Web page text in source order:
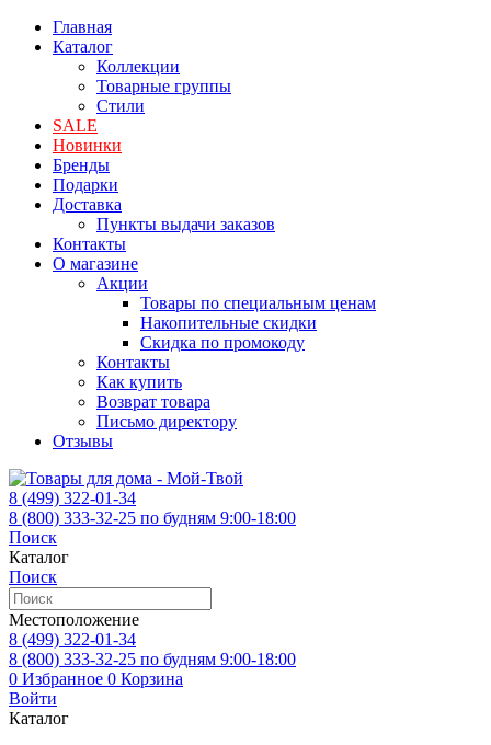
Главная
Каталог
Коллекции
Товарные группы
Стили
SALE
Новинки
Бренды
Подарки
Доставка
Пункты выдачи заказов
Контакты
О магазине
Акции
Товары по специальным ценам
Накопительные скидки
Скидка по промокоду
Контакты
Как купить
Возврат товара
Письмо директору
Отзывы
8 (499) 322-01-34
8 (800) 333-32-25 по будням 9:00-18:00
Поиск
Каталог
Поиск
Местоположение
8 (499) 322-01-34
8 (800) 333-32-25 по будням 9:00-18:00
0 Избранное 0 Корзина
Войти
Каталог